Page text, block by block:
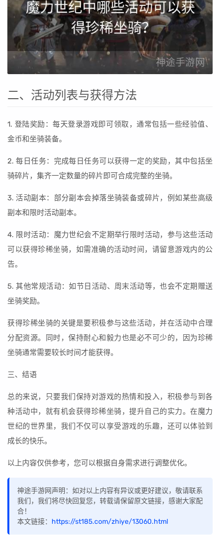
二、活动列表与获得方法
1. 登陆奖励：每天登录游戏即可领取，通常包括一些经验值、
金币和坐骑装备。
2. 每日任务：完成每日任务可以获得一定的奖励，其中包括坐
骑碎片，集齐一定数量的碎片即可合成完整的坐骑。
3. 活动副本：部分副本会掉落坐骑装备或碎片，例如某些高级
副本和限时活动副本。
4. 限时活动：魔力世纪会不定期举行限时活动，参与这些活动
可以获得珍稀坐骑，如需准确的活动时间，请留意游戏内的公
告。
5. 其他常规活动：如节日活动、周末活动等，也会不定期赠送
坐骑奖励。
获得珍稀坐骑的关键是要积极参与这些活动，并在活动中合理
分配资源。同时，保持耐心和毅力也是必不可少的，因为珍稀
坐骑通常需要较长时间才能获得。
三、结语
总的来说，只要我们保持对游戏的热情和投入，积极参与到各
种活动中，就有机会获得珍稀坐骑，提升自己的实力。在魔力
世纪的世界里，我们不仅可以享受游戏的乐趣，还可以体验到
成长的快乐。
以上内容仅供参考，您可以根据自身需求进行调整优化。
神途手游网声明：如对以上内容有异议或更好建议，敬请联系
我们，我们将尽快回复您，转载请保留原文链接，感谢大家配
合！
本文链接： https://st185.com/zhiye/13060.html